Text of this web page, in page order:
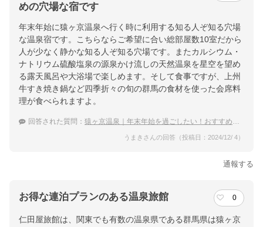
めの穴場な宿です
年末年始に猿ヶ京温泉へ行く時に利用する知る人ぞ知る穴場
な温泉宿です。こちらならご希望に合い総部屋数10室だから
人が少なく静かな知る人ぞ知る穴場です。またカルシウム・
ナトリウム硫酸塩泉の源泉かけ流しの天然温泉を星空を望め
る露天風呂や大浴場で楽しめます。そして食事ですが、上州
牛すき焼き鍋など四季折々の旬の群馬の食材を使った会席料
理が食べられますよ。
回答された質問： 猿ヶ京温泉｜年末年始を過ごしたい！おすすめの穴場な宿は？
うまきさんの回答（投稿日：2024/12/ 4）
通報する
お得な連泊プランのある温泉旅館 0
仁田屋旅館は、関東でも有数の温泉県である群馬県は猿ヶ京